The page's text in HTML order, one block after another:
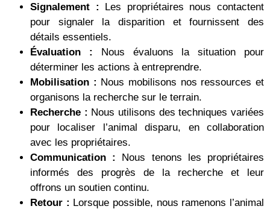
Signalement : Les propriétaires nous contactent
pour signaler la disparition et fournissent des
détails essentiels.
Évaluation : Nous évaluons la situation pour
déterminer les actions à entreprendre.
Mobilisation : Nous mobilisons nos ressources et
organisons la recherche sur le terrain.
Recherche : Nous utilisons des techniques variées
pour localiser l’animal disparu, en collaboration
avec les propriétaires.
Communication :
Nous tenons les propriétaires
informés des progrès de la recherche et leur
offrons un soutien continu.
Retour : Lorsque possible, nous ramenons l’animal